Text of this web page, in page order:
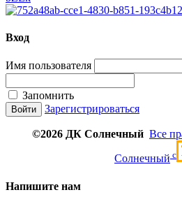
Вход
Имя пользователя
Запомнить
Зарегистрироваться
©2026 ДК Солнечный Все
Солнечный c
Напишите нам